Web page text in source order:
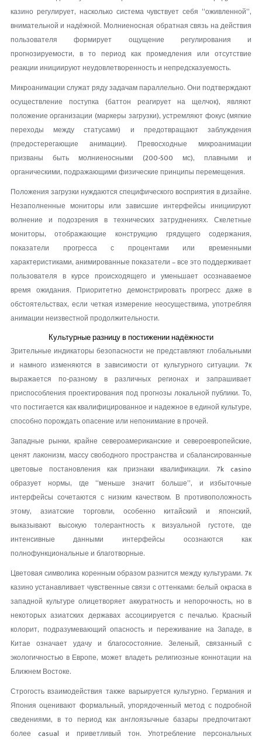
казино регулирует, насколько система чувствует себя “оживленной”,
внимательной и надёжной. Молниеносная обратная связь на действия
пользователя формирует ощущение регулирования и
прогнозируемости, в то период как промедления или отсутствие
реакции инициируют неудовлетворенность и непредсказуемость.
Микроанимации служат ряду задачам параллельно. Они подтверждают
осуществление поступка (баттон реагирует на щелчок), являют
положение организации (маркеры загрузки), устремляют фокус (мягкие
переходы между статусами) и предотвращают заблуждения
(предостерегающие анимации). Превосходные микроанимации
призваны быть молниеносными (200-500 мс), плавными и
органическими, подражающими физические принципы перемещения.
Положения загрузки нуждаются специфического восприятия в дизайне.
Незаполненные мониторы или зависшие интерфейсы инициируют
волнение и подозрения в технических затруднениях. Скелетные
мониторы, отображающие конструкцию грядущего содержания,
показатели прогресса с процентами или временными
характеристиками, анимированные показатели – все это поддерживает
пользователя в курсе происходящего и уменьшает осознаваемое
время ожидания. Приоритетно демонстрировать прогресс даже в
обстоятельствах, если четкая измерение неосуществима, употребляя
анимации неизвестной продолжительности.
Культурные разницу в постижении надёжности
Зрительные индикаторы безопасности не представляют глобальными
и намного изменяются в зависимости от культурного ситуации. 7к
выражается по-разному в различных регионах и запрашивает
приспособления проектирования под прогнозы локальной публики. То,
что постигается как квалифицированное и надежное в единой культуре,
способно порождать опасение или непонимание в прочей.
Западные рынки, крайне североамериканские и североевропейские,
ценят лаконизм, массу свободного пространства и сбалансированные
цветовые постановления как признаки квалификации. 7k casino
образует нормы, где “меньше значит больше”, и избыточные
интерфейсы сочетаются с низким качеством. В противоположность
этому, азиатские торговли, особенно китайский и японский,
выказывают высокую толерантность к визуальной густоте, где
интенсивные данными интерфейсы осознаются как
полнофункциональные и благотворные.
Цветовая символика коренным образом разнится между культурами. 7к
казино устанавливает чувственные связи с оттенками: белый окраска в
западной культуре олицетворяет аккуратность и непорочность, но в
некоторых азиатских державах ассоциируется с печалью. Красный
колорит, подразумевающий опасность и переживание на Западе, в
Китае означает удачу и благосостояние. Зеленый, связанный с
экологичностью в Европе, может владеть религиозные коннотации на
Ближнем Востоке.
Строгость взаимодействия также варьируется культурно. Германия и
Япония оценивают формальный, упорядоченный метод с подробной
сведениями, в то период как англоязычные базары предпочитают
более casual и приветливый тон. Употребление персональных